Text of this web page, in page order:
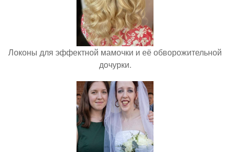
Локоны для эффектной мамочки и её обворожительной
дочурки.